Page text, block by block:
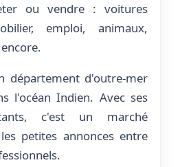
ou vendre : voitures
emploi, animaux,
département d'outre-mer
l'océan Indien. Avec ses
c'est un marché
petites annonces entre